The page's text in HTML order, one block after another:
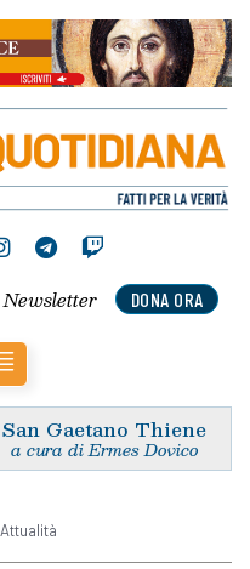
DONA ORA
Newsletter
San Gaetano Thiene
a cura di Ermes Dovico
Attualità